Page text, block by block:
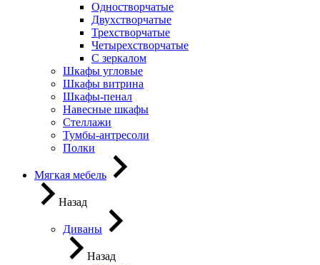
Одностворчатые
Двухстворчатые
Трехстворчатые
Четырехстворчатые
С зеркалом
Шкафы угловые
Шкафы витрина
Шкафы-пенал
Навесные шкафы
Стеллажи
Тумбы-антресоли
Полки
Мягкая мебель
Назад
Диваны
Назад